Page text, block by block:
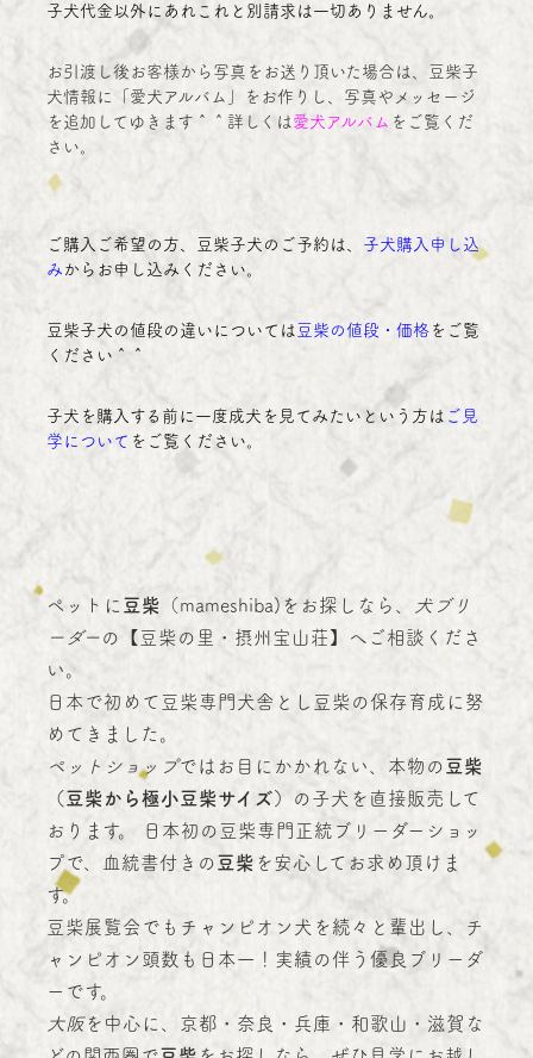
子犬代金以外にあれこれと別請求は一切ありません。
お引渡し後お客様から写真をお送り頂いた場合は、豆柴子
犬情報に「愛犬アルバム」をお作りし、写真やメッセージ
を追加してゆきます＾＾詳しくは 愛犬アルバム をご覧くだ
さい。
ご購入ご希望の方、豆柴子犬のご予約は、 子犬購入申し込
み からお申し込みください。
豆柴子犬の値段の違いについては 豆柴の値段・価格をご覧
ください＾＾
子犬を購入する前に一度成犬を見てみたいという方は ご見
学について をご覧ください。
ペットに 豆柴 （mameshiba)をお探しなら、
犬ブリ
ーダーの【豆柴の里・摂州宝山荘】へご相談くださ
い。
日本で初めて豆柴専門犬舎とし豆柴の保存育成に努
めてきました。
ペットショップではお目にかかれない、本物の豆柴
（豆柴から極小豆柴サイズ）
の子犬を直接販売して
おります。 日本初の豆柴専門正統ブリーダーショッ
プで、血統書付きの豆柴 を安心してお求め頂けま
す。
豆柴展覧会でもチャンピオン犬を続々と輩出し、チ
ャンピオン頭数も日本一！実績の伴う優良ブリーダ
ーです。
大阪を中心に、京都・奈良・兵庫・和歌山・滋賀な